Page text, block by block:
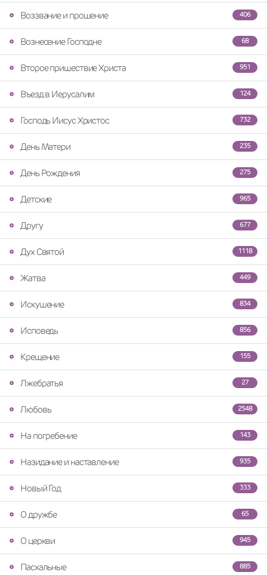
406
Воззвание и прошение
68
Вознесение Господне
951
Второе пришествие Христа
124
Въезд в Иерусалим
732
Господь Иисус Христос
235
День Матери
275
День Рождения
965
Детские
677
Другу
1118
Дух Святой
449
Жатва
834
Искушение
856
Исповедь
155
Крещение
27
Лжебратья
2548
Любовь
143
На погребение
935
Назидание и наставление
333
Новый Год
65
О дружбе
945
О церкви
885
Пасхальные